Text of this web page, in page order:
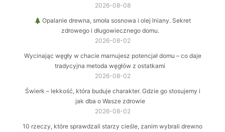
2026-08-08
Opalanie drewna, smoła sosnowa i olej lniany. Sekret
zdrowego i długowiecznego domu.
2026-08-02
Wycinając węgły w chacie marnujesz potencjał domu – co daje
tradycyjna metoda węgłów z ostatkami
2026-08-02
Świerk – lekkość, która buduje charakter. Gdzie go stosujemy i
jak dba o Wasze zdrowie
2026-08-02
10 rzeczy, które sprawdzali starzy cieśle, zanim wybrali drewno